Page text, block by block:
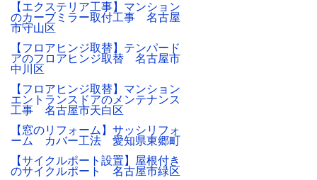
【エクステリア工事】マンション
のカーブミラー取付工事 名古屋
市守山区
【フロアヒンジ取替】テンパード
アのフロアヒンジ取替 名古屋市
中川区
【フロアヒンジ取替】マンション
エントランスドアのメンテナンス
工事 名古屋市天白区
【窓のリフォーム】サッシリフォ
ーム カバー工法 愛知県東郷町
【サイクルポート設置】屋根付き
のサイクルポート 名古屋市緑区